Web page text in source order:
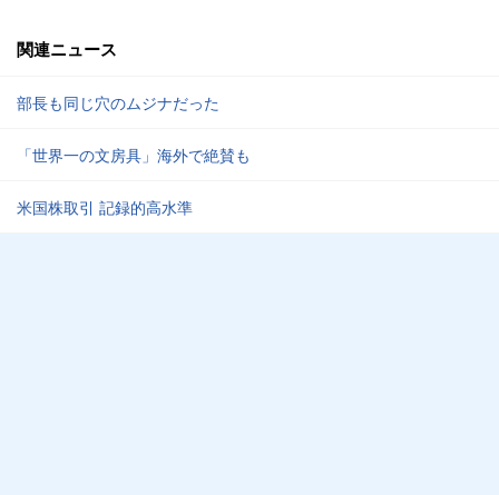
関連ニュース
部長も同じ穴のムジナだった
「世界一の文房具」海外で絶賛も
米国株取引 記録的高水準